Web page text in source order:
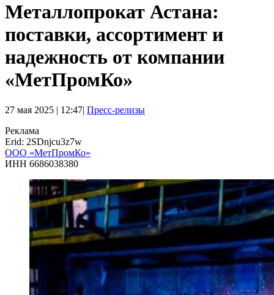
Металлопрокат Астана:
поставки, ассортимент и
надежность от компании
«МетПромКо»
27 мая 2025 | 12:47| Пресс-релизы
Реклама
Erid: 2SDnjcu3z7w
ООО «МетПромКо»
ИНН 6686038380